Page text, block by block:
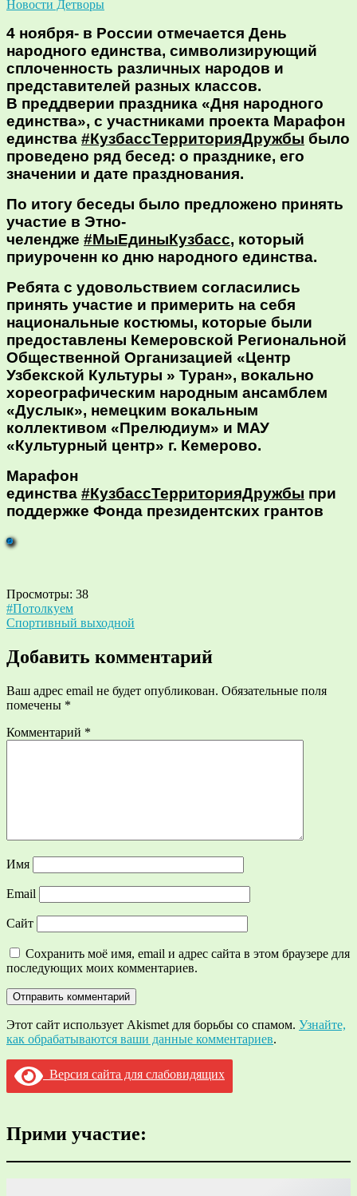
Новости Детворы
4 ноября- в России отмечается День
народного единства, символизирующий
сплоченность различных народов и
представителей разных классов.
В преддверии праздника «Дня народного
единства», с участниками проекта Марафон
единства #КузбассТерриторияДружбы было
проведено ряд бесед: о празднике, его
значении и дате празднования.
По итогу беседы было предложено принять
участие в Этно-
челендже #МыЕдиныКузбасс, который
приуроченн ко дню народного единства.
Ребята с удовольствием согласились
принять участие и примерить на себя
национальные костюмы, которые были
предоставлены Кемеровской Региональной
Общественной Организацией «Центр
Узбекской Культуры » Туран», вокально
хореографическим народным ансамблем
«Дуслык», немецким вокальным
коллективом «Прелюдиум» и МАУ
«Культурный центр» г. Кемерово.
Марафон
единства #КузбассТерриторияДружбы при
поддержке Фонда президентских грантов
Просмотры: 38
Навигация
по
записям
#Потолкуем
Спортивный выходной
Добавить комментарий
Ваш адрес email не будет опубликован. Обязательные поля
помечены *
Комментарий *
Имя
Email
Сайт
Сохранить моё имя, email и адрес сайта в этом браузере для
последующих моих комментариев.
Этот сайт использует Akismet для борьбы со спамом. Узнайте,
как обрабатываются ваши данные комментариев.
Версия сайта для слабовидящих
Прими участие: